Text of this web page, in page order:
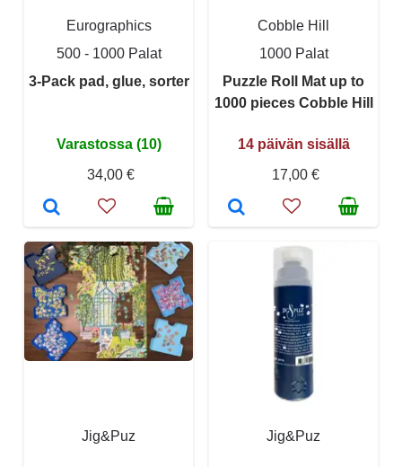
Eurographics
500 - 1000 Palat
3-Pack pad, glue, sorter
Varastossa (10)
34,00 €
Cobble Hill
1000 Palat
Puzzle Roll Mat up to
1000 pieces Cobble Hill
14 päivän sisällä
17,00 €
Jig&Puz Jig&Puz